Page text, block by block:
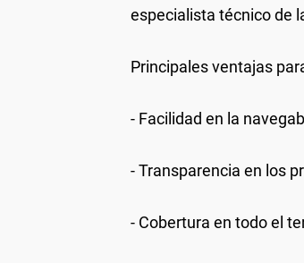
especialista técnico de
Principales ventajas
- Facilidad en la
- Transparencia en los
- Cobertura en todo el